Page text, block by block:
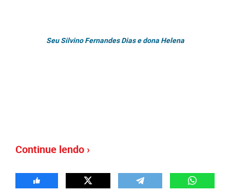
Seu Silvino Fernandes Dias e dona Helena
Continue lendo ›